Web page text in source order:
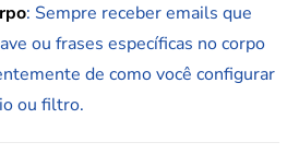
: Sempre receber emails que
ou frases específicas no corpo
de como você configurar
ou filtro.